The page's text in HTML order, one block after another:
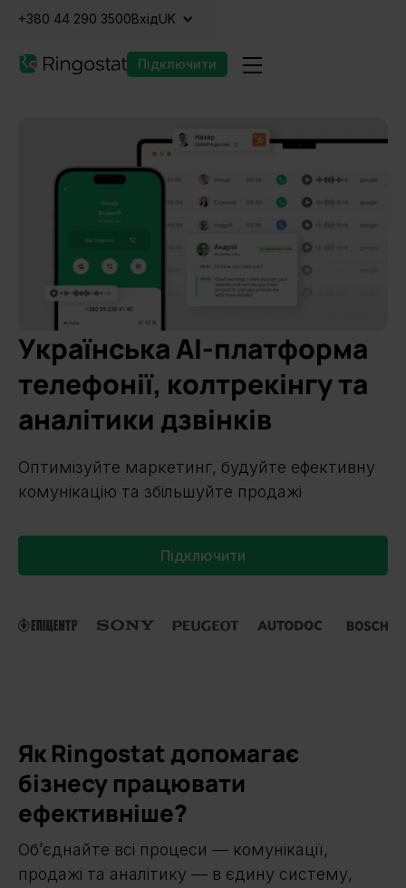
+380 44 290 3500ВхідUK
Підключити
Українська AI-платформа
телефонії, колтрекінгу та
аналітики дзвінків
Оптимізуйте маркетинг, будуйте ефективну
комунікацію та збільшуйте продажі
Підключити
Як Ringostat допомагає
бізнесу працювати
ефективніше?
Об’єднайте всі процеси — комунікації,
продажі та аналітику — в єдину систему,